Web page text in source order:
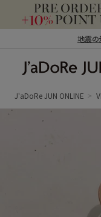
地震の
ン オンライン）
J'aDoRe JUN ONLINE